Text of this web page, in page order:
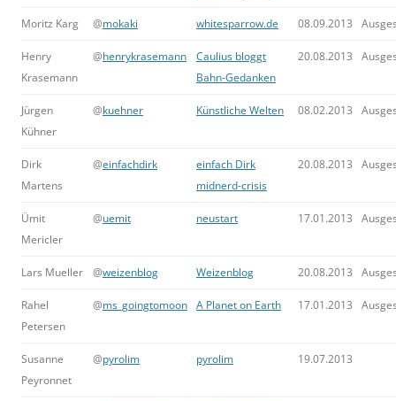
Moritz Karg @mokaki whitesparrow.de 08.09.2013
Henry
Krasemann
@henrykrasemann
Caulius bloggt
Bahn-Gedanken
20.08.2013
Jürgen
Kühner
@kuehner Künstliche Welten 08.02.2013
Dirk
Martens
@einfachdirk
einfach Dirk
midnerd-crisis
20.08.2013
Ümit
Mericler
@uemit neustart 17.01.2013
Lars Mueller @weizenblog Weizenblog 20.08.2013
Rahel
Petersen
@ms_goingtomoon A Planet on Earth 17.01.2013
Susanne
Peyronnet
@pyrolim pyrolim 19.07.2013